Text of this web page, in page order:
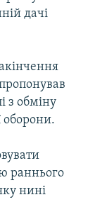
дачі
з обміну
оборони.
раннього
нині